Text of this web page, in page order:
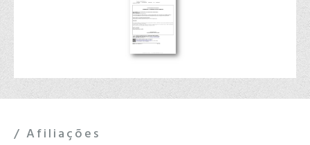
/ Afiliações